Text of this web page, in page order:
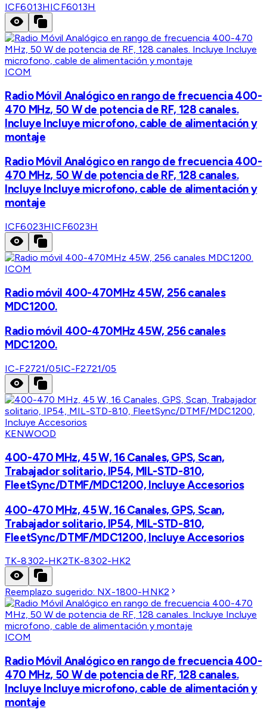
ICF6013HICF6013H
ICOM
Radio Móvil Analógico en rango de frecuencia 400-
470 MHz, 50 W de potencia de RF, 128 canales.
Incluye Incluye microfono, cable de alimentación y
montaje
Radio Móvil Analógico en rango de frecuencia 400-
470 MHz, 50 W de potencia de RF, 128 canales.
Incluye Incluye microfono, cable de alimentación y
montaje
ICF6023HICF6023H
ICOM
Radio móvil 400-470MHz 45W, 256 canales
MDC1200.
Radio móvil 400-470MHz 45W, 256 canales
MDC1200.
IC-F2721/05IC-F2721/05
KENWOOD
400-470 MHz, 45 W, 16 Canales, GPS, Scan,
Trabajador solitario, IP54, MIL-STD-810,
FleetSync/DTMF/MDC1200, Incluye Accesorios
400-470 MHz, 45 W, 16 Canales, GPS, Scan,
Trabajador solitario, IP54, MIL-STD-810,
FleetSync/DTMF/MDC1200, Incluye Accesorios
TK-8302-HK2TK-8302-HK2
Reemplazo sugerido: NX-1800-HNK2
ICOM
Radio Móvil Analógico en rango de frecuencia 400-
470 MHz, 50 W de potencia de RF, 128 canales.
Incluye Incluye microfono, cable de alimentación y
montaje